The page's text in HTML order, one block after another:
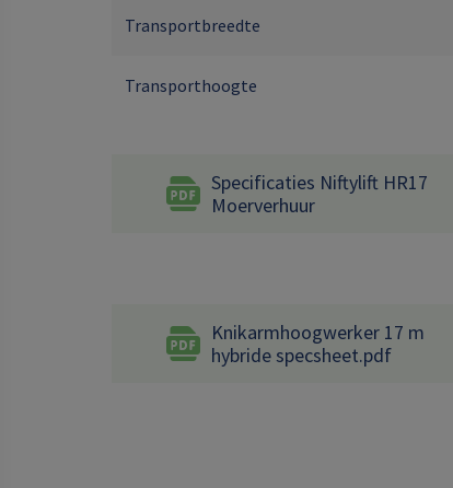
Transportbreedte
Transporthoogte
Specificaties Niftylift HR17
Moerverhuur
Knikarmhoogwerker 17 m
hybride specsheet.pdf